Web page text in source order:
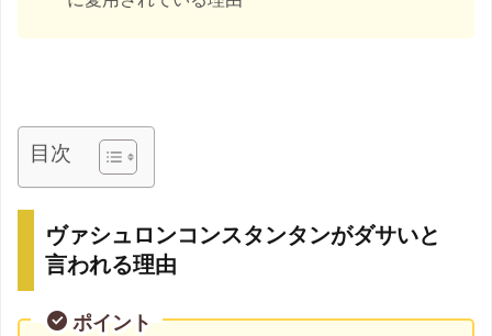
目次
ヴァシュロンコンスタンタンがダサいと
言われる理由
ポイント